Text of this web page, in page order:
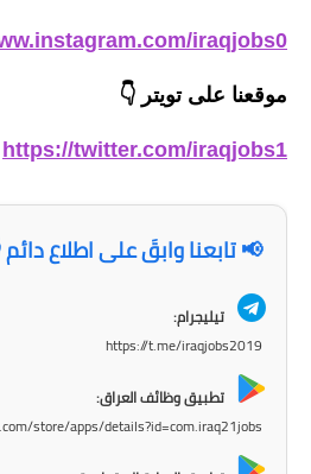
iraqjobs0/
موقعنا على تويتر 👇
https://twitter.com/iraqjobs1
📢 تابعنا وابقَ على اطلاع دائم
تيليجرام:
https://t.me/iraqjobs2019
تطبيق وظائف العراق:
store/apps/details?id=com.iraq21jobs